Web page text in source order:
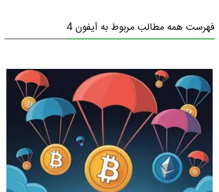
فهرست همه مطالب مربوط به آیفون 4